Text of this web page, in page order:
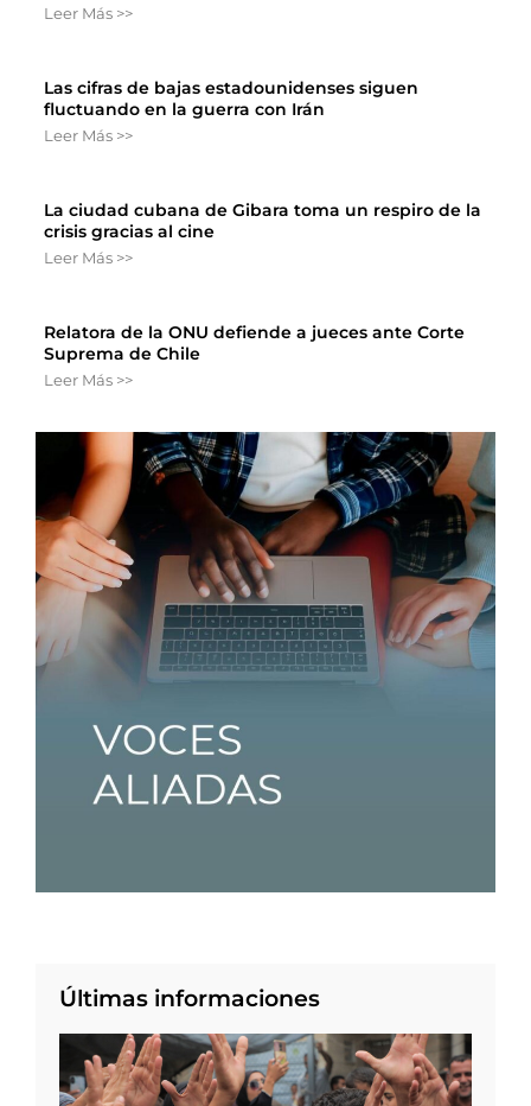
Leer Más >>
Las cifras de bajas estadounidenses siguen
fluctuando en la guerra con Irán
Leer Más >>
La ciudad cubana de Gibara toma un respiro de la
crisis gracias al cine
Leer Más >>
Relatora de la ONU defiende a jueces ante Corte
Suprema de Chile
Leer Más >>
Últimas informaciones